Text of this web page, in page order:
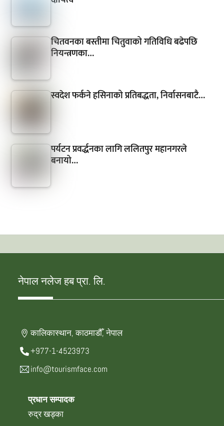
चितवनका बस्तीमा चितुवाको गतिविधि बढेपछि
नियन्त्रणका…
स्वदेश फर्कने हसिनाको प्रतिबद्धता, निर्वासनबाटै…
पर्यटन प्रवर्द्धनका लागि ललितपुर महानगरले
बनायो…
नेपाल नलेज हब प्रा. लि.
कालिकास्थान, काठमाडौँ, नेपाल
+977-1-4523973
info@tourismface.com
प्रधान सम्पादक
रुद्र खड्का